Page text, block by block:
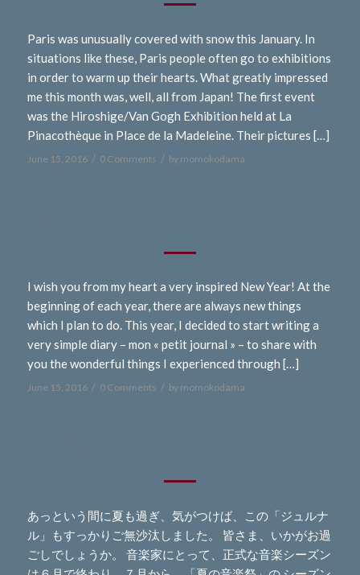
Paris was unusually covered with snow this January. In
situations like these, Paris people often go to exhibitions
in order to warm up their hearts. What greatly impressed
me this month was, well, all from Japan! The first event
was the Hiroshige/Van Gogh Exhibition held at La
Pinacothèque in Place de la Madeleine. Their pictures […]
June 15, 2016 / 0 Comments / by momokodama
I wish you from my heart a very inspired New Year! At the
beginning of each year, there are always new things
which I plan to do. This year, I decided to start writing a
very simple diary – mon « petit journal » – to share with
you the wonderful things I experienced through […]
June 15, 2016 / 0 Comments / by momokodama
あっという間に夏も過ぎ、気がつけば、この「ジュルナ
ル」もすっかりご無沙汰しました。 皆さま、いかがお過
ごしでしょうか。 音楽家にとって、正式な音楽シーズン